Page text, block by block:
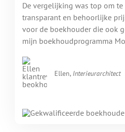
De vergelijking was top om te
transparant en behoorlijke
voor de boekhouder die ook
mijn boekhoudprogramma
Ellen, Interieurarchitect